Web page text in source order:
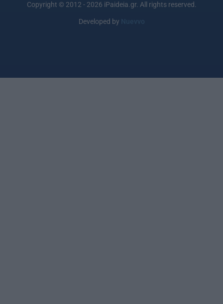
Copyright © 2012 - 2026 iPaideia.gr. All rights reserved.
Developed by